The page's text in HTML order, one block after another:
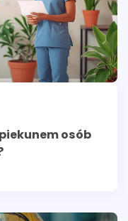
osób